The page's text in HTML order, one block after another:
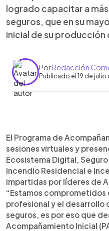
logrado capacitar a
seguros, que en su
inicial de su producción
PorRedacción
Publicado el 19 de julio
Escuchar artículo
El Programa de
sesiones virtuales y
Ecosistema Digital,
Incendio Residencial e
impartidas por líderes de
“Estamos
profesional y el desarrollo
seguros, es por eso que
Acompañamiento Inicial